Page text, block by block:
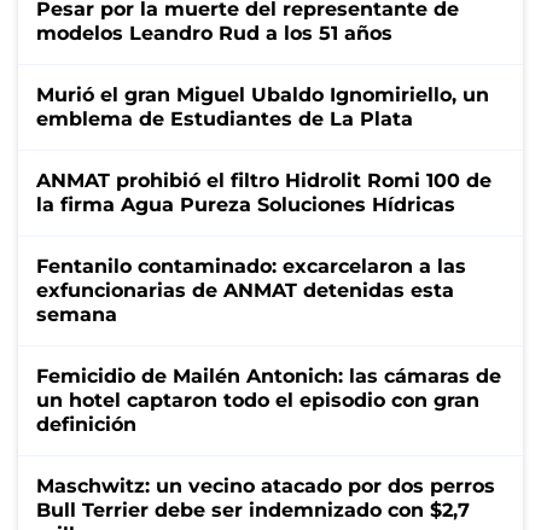
Pesar por la muerte del representante de
modelos Leandro Rud a los 51 años
Murió el gran Miguel Ubaldo Ignomiriello, un
emblema de Estudiantes de La Plata
ANMAT prohibió el filtro Hidrolit Romi 100 de
la firma Agua Pureza Soluciones Hídricas
Fentanilo contaminado: excarcelaron a las
exfuncionarias de ANMAT detenidas esta
semana
Femicidio de Mailén Antonich: las cámaras de
un hotel captaron todo el episodio con gran
definición
Maschwitz: un vecino atacado por dos perros
Bull Terrier debe ser indemnizado con $2,7